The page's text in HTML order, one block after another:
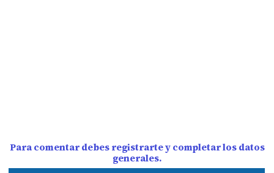
Para comentar debes registrarte y completar los datos
generales.